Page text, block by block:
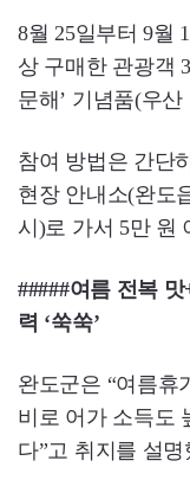
8월 25일부터 9월
상 구매한 관광객
문해’ 기념품(우
참여 방법은 간단
현장 안내소(완도
시)로 가서 5만 원
#####여름 전복
력 ‘쑥쑥’
완도군은 “여름휴
비로 어가 소득도
다”고 취지를 설명